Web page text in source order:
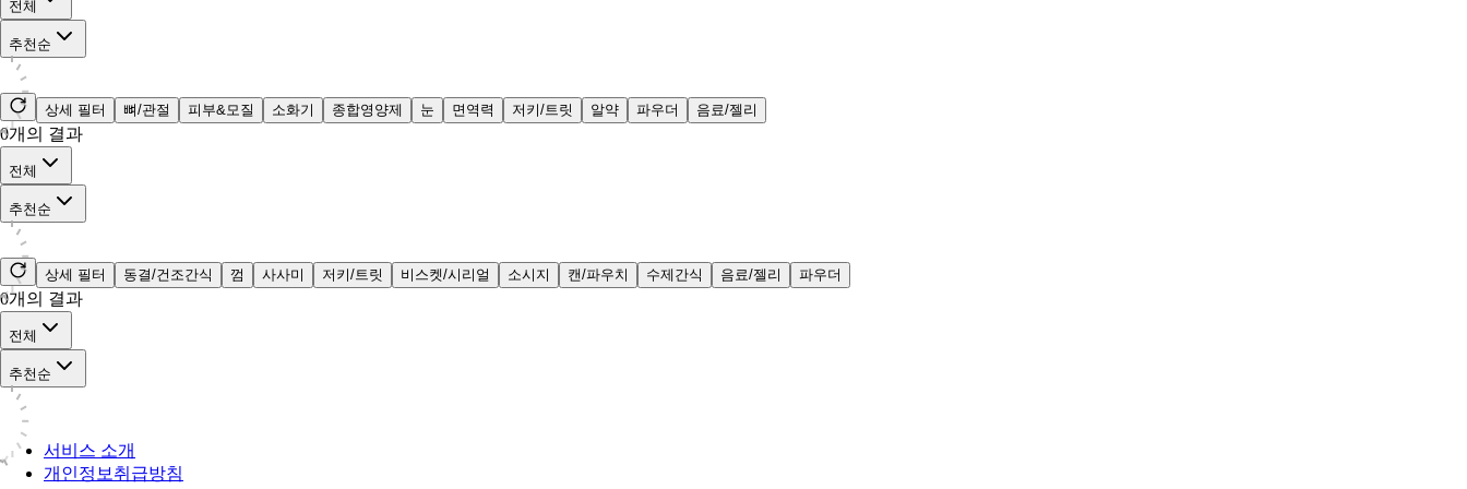
전체
추천순
상세 필터 뼈/관절 피부&모질 소화기 종합영양제 눈 면역력 저키/트릿 알약 파우더 음료/젤리
0개의 결과
전체
추천순
상세 필터 동결/건조간식 껌 사사미 저키/트릿 비스켓/시리얼 소시지 캔/파우치 수제간식 음료/젤리 파우더
0개의 결과
전체
추천순
서비스 소개
개인정보취급방침